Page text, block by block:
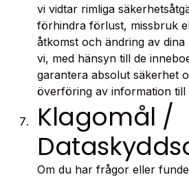
vi vidtar rimliga
förhindra förlust, missbruk
åtkomst och ändring av
vi, med hänsyn till de
garantera absolut säkerhet
överföring av information till
Klagomål /
Om du har frågor eller